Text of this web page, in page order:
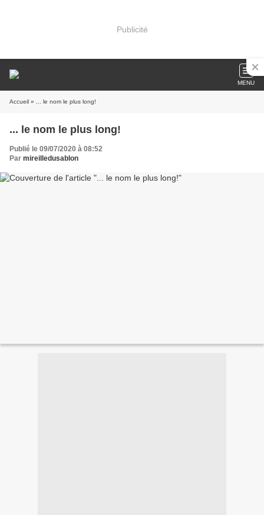
Publicité
MENU
Accueil » ... le nom le plus long!
... le nom le plus long!
Publié le 09/07/2020 à 08:52
Par mireilledusablon